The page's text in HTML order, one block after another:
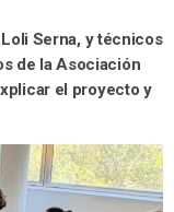
Serna, y técnicos
de la Asociación
el proyecto y